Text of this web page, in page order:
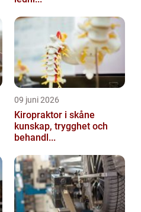
09 juni 2026
Kiropraktor i skåne
kunskap, trygghet och
behandl...